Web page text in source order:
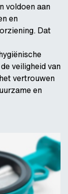
voldoen aan
en
Dat
veiligheid van
vertrouwen
en